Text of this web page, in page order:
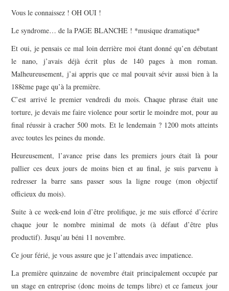
Vous le connaissez ! OH OUI !
Le syndrome… de la PAGE BLANCHE ! *musique dramatique*
Et oui, je pensais ce mal loin derrière moi étant donné qu’en débutant
le nano, j’avais déjà écrit plus de 140 pages à mon roman.
Malheureusement, j’ai appris que ce mal pouvait sévir aussi bien à la
188ème page qu’à la première.
C’est arrivé le premier vendredi du mois. Chaque phrase était une
torture, je devais me faire violence pour sortir le moindre mot, pour au
final réussir à cracher 500 mots. Et le lendemain ? 1200 mots atteints
avec toutes les peines du monde.
Heureusement, l’avance prise dans les premiers jours était là pour
pallier ces deux jours de moins bien et au final, je suis parvenu à
redresser la barre sans passer sous la ligne rouge (mon objectif
officieux du mois).
Suite à ce week-end loin d’être prolifique, je me suis efforcé d’écrire
chaque jour le nombre minimal de mots (à défaut d’être plus
productif). Jusqu’au béni 11 novembre.
Ce jour férié, je vous assure que je l’attendais avec impatience.
La première quinzaine de novembre était principalement occupée par
un stage en entreprise (donc moins de temps libre) et ce fameux jour